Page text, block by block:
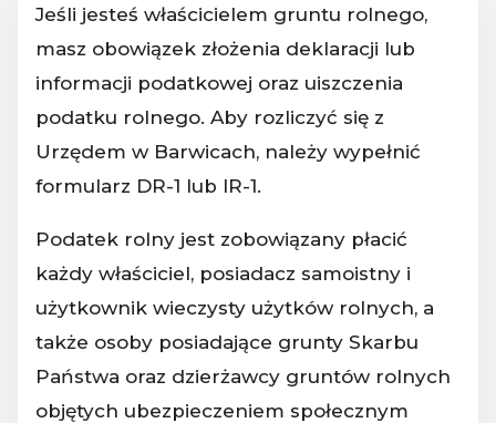
Jeśli jesteś właścicielem gruntu rolnego,
masz obowiązek złożenia deklaracji lub
informacji podatkowej oraz uiszczenia
podatku rolnego. Aby rozliczyć się z
Urzędem w Barwicach, należy wypełnić
formularz DR-1 lub IR-1.
Podatek rolny jest zobowiązany płacić
każdy właściciel, posiadacz samoistny i
użytkownik wieczysty użytków rolnych, a
także osoby posiadające grunty Skarbu
Państwa oraz dzierżawcy gruntów rolnych
objętych ubezpieczeniem społecznym